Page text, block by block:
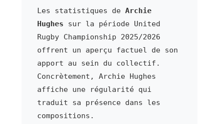
Les statistiques de Archie
Hughes sur la période United
Rugby Championship 2025/2026
offrent un aperçu factuel de son
apport au sein du collectif.
Concrètement, Archie Hughes
affiche une régularité qui
traduit sa présence dans les
compositions.